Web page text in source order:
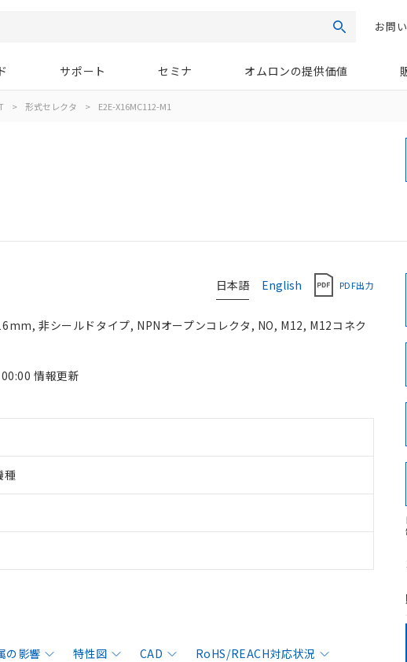
検索お問
サポート セミナ オムロンの提供価値
> 形式セレクタ > E2E-X16MC112-M1
日本語 English PDF出力
非シールドタイプ, NPNオープンコレクタ, NO, M12, M12コネク
情報更新
種
の影響 特性図 CAD
RoHS/REACH対応状況